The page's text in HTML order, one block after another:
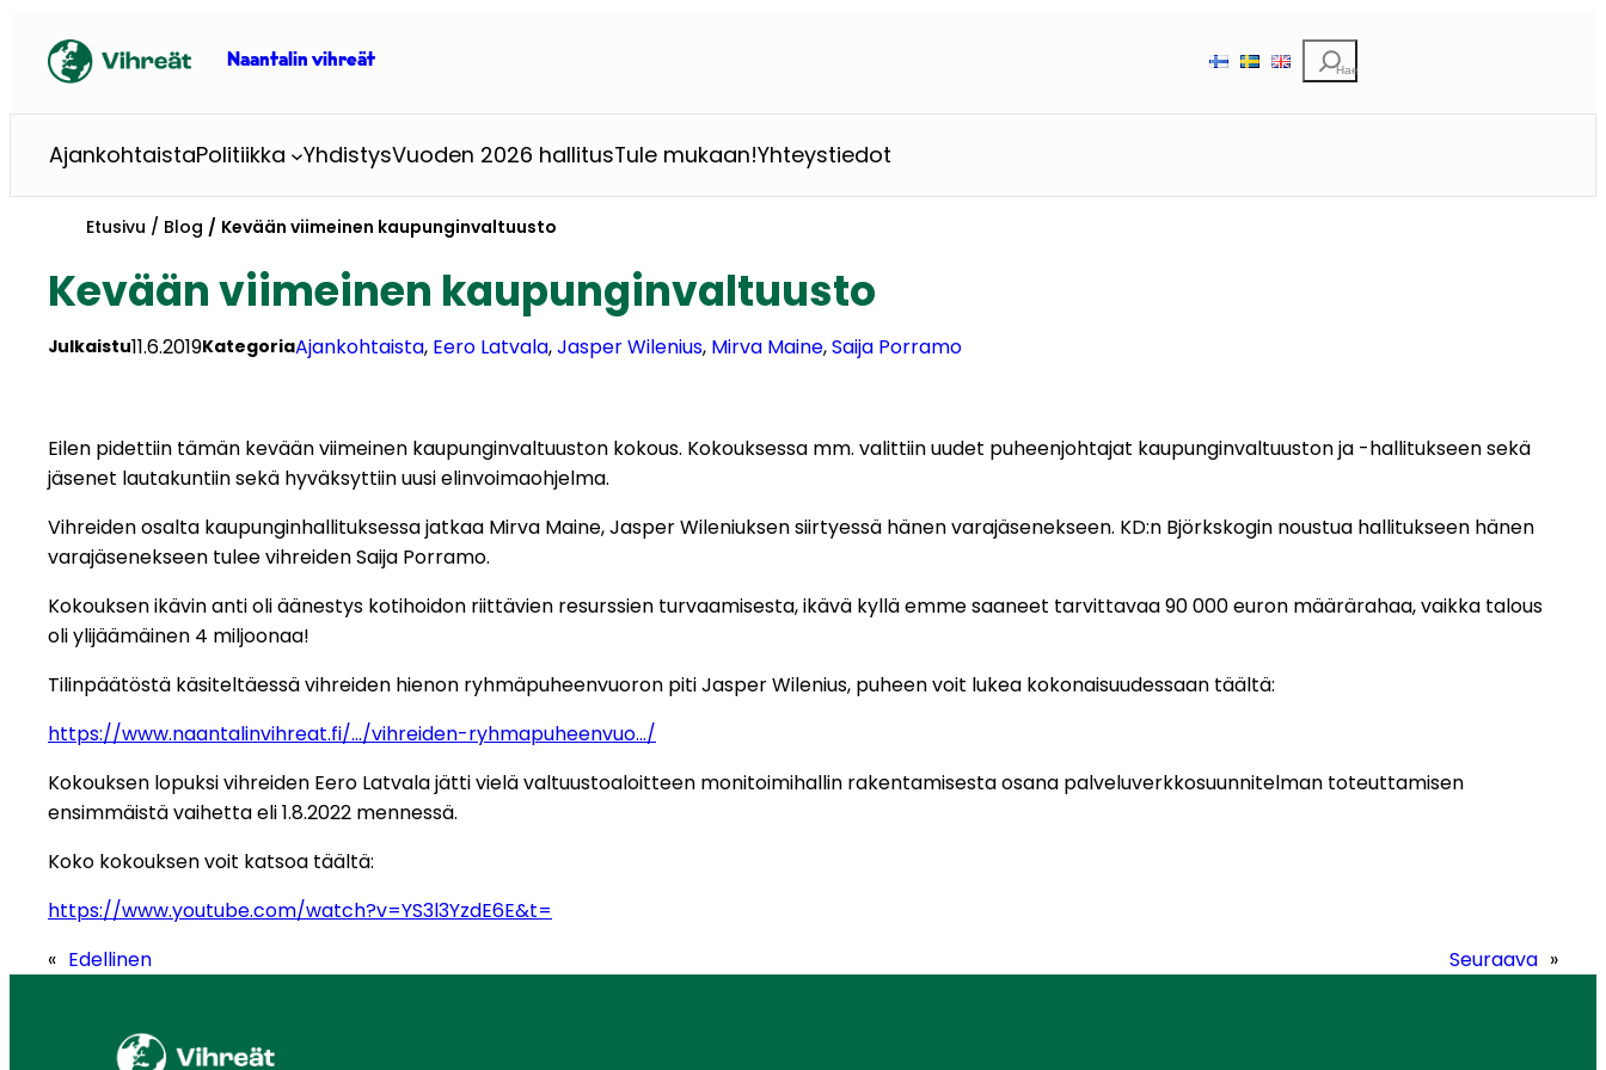
sisältöön
Naantalin vihreät Etsi
AjankohtaistaPolitiikka YhdistysVuoden 2026 hallitusTule mukaan!Yhteystiedot
Etusivu Blog Kevään viimeinen kaupunginvaltuusto
Kevään viimeinen kaupunginvaltuusto
Julkaistu11.6.2019KategoriaAjankohtaista, Eero Latvala, Jasper Wilenius, Mirva Maine, Saija Porramo
Eilen pidettiin tämän kevään viimeinen kaupunginvaltuuston kokous. Kokouksessa mm. valittiin uudet puheenjohtajat kaupunginvaltuuston ja -hallitukseen sekä
jäsenet lautakuntiin sekä hyväksyttiin uusi elinvoimaohjelma.
Vihreiden osalta kaupunginhallituksessa jatkaa Mirva Maine, Jasper Wileniuksen siirtyessä hänen varajäsenekseen. KD:n Björkskogin noustua hallitukseen hänen
varajäsenekseen tulee vihreiden Saija Porramo.
Kokouksen ikävin anti oli äänestys kotihoidon riittävien resurssien turvaamisesta, ikävä kyllä emme saaneet tarvittavaa 90 000 euron määrärahaa, vaikka talous
oli ylijäämäinen 4 miljoonaa!
Tilinpäätöstä käsiteltäessä vihreiden hienon ryhmäpuheenvuoron piti Jasper Wilenius, puheen voit lukea kokonaisuudessaan täältä:
https://www.naantalinvihreat.fi/…/vihreiden-ryhmapuheenvuo…/
Kokouksen lopuksi vihreiden Eero Latvala jätti vielä valtuustoaloitteen monitoimihallin rakentamisesta osana palveluverkkosuunnitelman toteuttamisen
ensimmäistä vaihetta eli 1.8.2022 mennessä.
Koko kokouksen voit katsoa täältä:
https://www.youtube.com/watch?v=YS3l3YzdE6E&t=
« Edellinen Seuraava »